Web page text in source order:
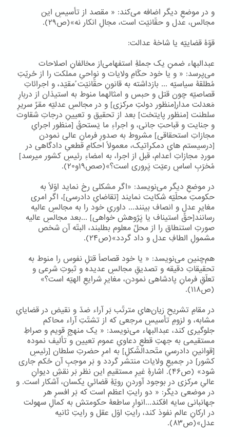
و در موضعِ دیگر اضافه می‌کند: « مقصد از تأسیسِ این
مجالس، عدل و حقّانیّت است، مجالِ انکار نه»(ص۲۹).
قوّۀ قضاییّه یا شاخۀ عدالت:
عبدالبهاء ضمنِ یک جملۀِ استفهامی‌از مخالفانِ اصلاحات
می‌پرسد: « و یا خود حکّامِ ولایات و نواحیِ مملکت را از حُریّتِ
مُطلقۀ سیاسیّه ... بازداشته به قانونِ حقّانیّت ُمقیّد، و اجرائاتِ
قصاصیّه چون قتل و حبس و امثالهما منوط به استیذان از دربارِ
مَعدلت مدار[منظور دولتِ مرکزی] و در مجالسِ عدلیّه مقرِّ سریرِ
سلطنت [منظور پایتخت] بعد از تحقیق و تعیینِ درجاتِ شقاوت
و جنایت و قباحتِ جانی، و اجراءِ ما یَستحقُ [منظور اجرایِ
مجازاتِ استحقاقی] مشروط به صدورِ فرمانِ عالی نمودن
[درسیستم هایِ دمکراتیک، معمولاً احکامِ قطعیِ دادگاهی در
موردِ مجازاتِ اعدام، قبل از اجرا، به امضاءِ رئیسِ کشور میرسد]
مُخرّبِ اساسِ رعیّت پَروری است؟»(صص۱۹و۲۰).
در موضعِ دیگر می‌نویسد: «اگر مشکلی رخ نماید اوّلاً به
حکومتِ محلّیّه شکایت نمایند [تقاضایِ دادرسی]، اگر امری
مغایرِ عدل و انصاف بینند... داوریِ خود را به مجالسِ عالیه
رسانند[حقِّ استیناف یا پَژوهش خواهی] ...بعد مجالسِ عالیه
صورتِ استنطاق را از محلِّ معلوم بطلبند، البتّه آن شخص
مشمولِ الطافِ عدل و داد گردد»(ص۲۴).
هم‌چنین می‌نویسد: « یا خود قصاصاً قتلِ نفوس را منوط به
تحقیقاتِ دقیقه و تصدیقِ مجالسِ عدیده و ثبوتِ شرعی و
تعلّقِ فرمانِ پادشاهی نمودن، مغایرِ شرایعِ الهیّه است؟»
(ص۱۱۸).
در مقامِ تشریحِ زیان‌هایِ مترتّب بَر آراء ضدّ و نقیض در قضایایِ
مشابه، و لزومِ تأسیسِ مرجعی که از تشتّتِ آراء محاکم
جلوگیری کند، عبدالبهاء می‌نویسد: « یک منهجِ قویم و صراطِ
مستقیمی به جهتِ قطعِ دعاویِ عموم تعیین و تألیف نموده
[قوانینِ دادرسیِ متّحدالشّکلِ] به امرِ حضرتِ سلطان [رئیسِ
کشور] در جمیعِ ولایات منتشر گردد و بَر موجبِ آن حُکم جاری
شود» (ص۴۶). اشارۀِ غیرِ مستقیمِ این نظر بَر نقشِ دیوانِ
عالیِ مرکزی در بوجود آوردنِ رویّۀِ قضائیِ یکسان، آشکار است. و
در موضعی دیگر: « دو رایتِ اعظم است که بَر افسرِ هر
جهانبانی سایه افکند...انوارِ ساطعۀ حکومتش به کمالِ سهولت
در ارکانِ عالم نفوذ کند، رایتِ اوّل عقل و رایتِ ثانیه
عدل»(ص۸۳).